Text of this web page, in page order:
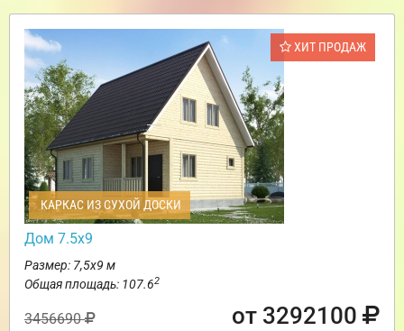
ХИТ ПРОДАЖ
КАРКАС ИЗ СУХОЙ ДОСКИ
Дом 7.5х9
Размер: 7,5х9 м
Общая площадь: 107.62
3456690 от 3292100